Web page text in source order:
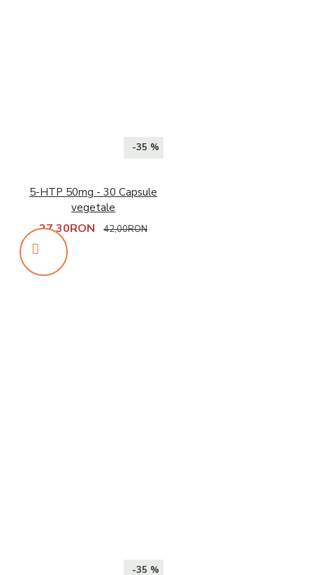
-35 %
5-HTP 50mg - 30 Capsule
vegetale
27,30RON 42,00RON
-35 %